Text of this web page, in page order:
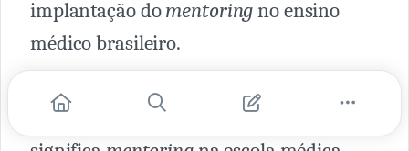
implantação domentoringno ensino
médico brasileiro.
noção mais aprofundada sobre o que